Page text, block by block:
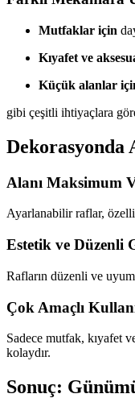
Mutfaklar için
Kıyafet ve
Küçük alanlar
gibi çeşitli ihtiyaçlara
Dekorasyonda
Alanı Maksimum
Ayarlanabilir raflar,
Estetik ve Düzenli
Rafların düzenli ve
Çok Amaçlı
Sadece mutfak, kıyafet
kolaydır.
Sonuç: